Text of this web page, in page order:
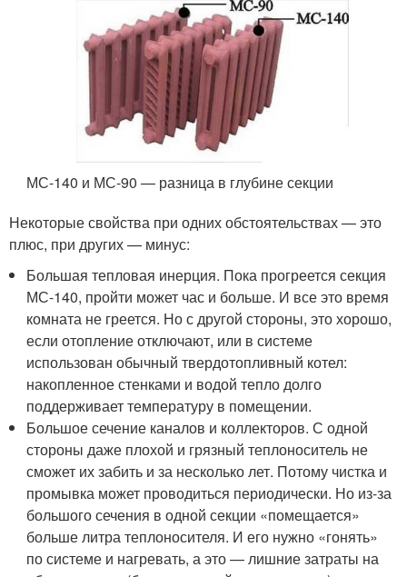
МС-140 и МС-90 — разница в глубине секции
Некоторые свойства при одних обстоятельствах — это
плюс, при других — минус:
Большая тепловая инерция. Пока прогреется секция
МС-140, пройти может час и больше. И все это время
комната не греется. Но с другой стороны, это хорошо,
если отопление отключают, или в системе
использован обычный твердотопливный котел:
накопленное стенками и водой тепло долго
поддерживает температуру в помещении.
Большое сечение каналов и коллекторов. С одной
стороны даже плохой и грязный теплоноситель не
сможет их забить и за несколько лет. Потому чистка и
промывка может проводиться периодически. Но из-за
большого сечения в одной секции «помещается»
больше литра теплоносителя. И его нужно «гонять»
по системе и нагревать, а это — лишние затраты на